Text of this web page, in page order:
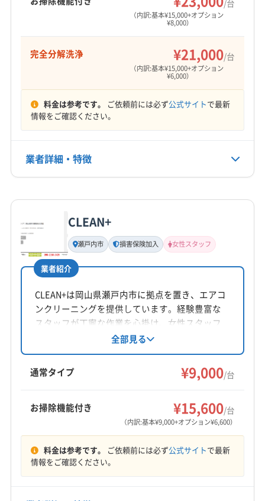
/台
（内訳:基本¥15,000+オプション
¥8,000）
完全分解洗浄 ¥21,000/台
（内訳:基本¥15,000+オプション
¥6,000）
料金は参考です。 ご依頼前には必ず公式サイトで最新
情報をご確認ください。
業者詳細・特徴
基本情報
代表者名
長尾真弥
所在地
香川県綾歌郡綾川町羽床下924-5
対応地域
丸亀市 高松市
善通寺市
東かがわ市 綾歌郡綾川町
綾歌郡宇多津町
仲多度郡まんのう町
仲多度郡多度津町
お客様のご都合に可能な限り合わせます！
定休日
CLEAN+
瀬戸内市 損害保険加入 女性スタッフ
業者紹介
CLEAN+は岡山県瀬戸内市に拠点を置き、エアコ
ンクリーニングを提供しています。経験豊富な
スタッフが丁寧な作業を心掛け、女性スタッフ
の同行も可能です。基本料金は1台9000円から
で、複数台割引や消臭抗菌コートなどのオプシ
ョンも用意されています。損害保険加入済みで
す。
全部見る
通常タイプ ¥9,000/台
お掃除機能付き ¥15,600/台
（内訳:基本¥9,000+オプション¥6,600）
料金は参考です。 ご依頼前には必ず公式サイトで最新
情報をご確認ください。